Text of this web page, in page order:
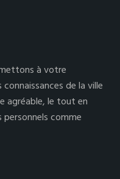
à votre
de la ville
agréable, le tout en
personnels comme